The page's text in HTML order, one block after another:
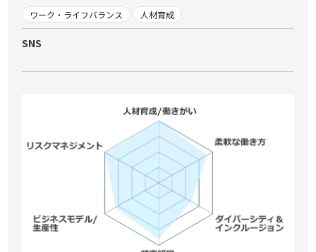
ワーク・ライフバランス 人材育成
SNS